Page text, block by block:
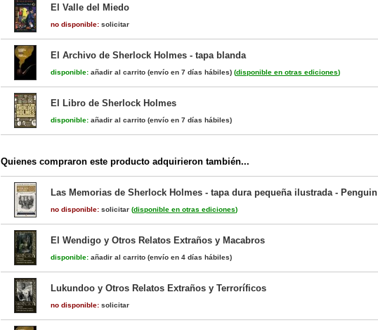
El Valle del Miedo
no disponible: solicitar
El Archivo de Sherlock Holmes - tapa blanda
disponible: añadir al carrito (envío en 7 días hábiles) (disponible en otras ediciones)
El Libro de Sherlock Holmes
disponible: añadir al carrito (envío en 7 días hábiles)
Quienes compraron este producto adquirieron también...
Las Memorias de Sherlock Holmes - tapa dura pequeña ilustrada - Penguin
no disponible: solicitar (disponible en otras ediciones)
El Wendigo y Otros Relatos Extraños y Macabros
disponible: añadir al carrito (envío en 4 días hábiles)
Lukundoo y Otros Relatos Extraños y Terroríficos
no disponible: solicitar